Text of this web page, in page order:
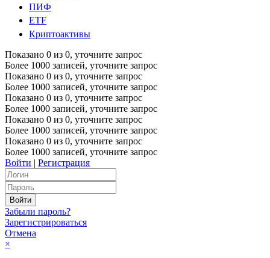
ПИФ
ETF
Криптоактивы
Показано 0 из 0, уточните запрос
Более 1000 записей, уточните запрос
Показано 0 из 0, уточните запрос
Более 1000 записей, уточните запрос
Показано 0 из 0, уточните запрос
Более 1000 записей, уточните запрос
Показано 0 из 0, уточните запрос
Более 1000 записей, уточните запрос
Показано 0 из 0, уточните запрос
Более 1000 записей, уточните запрос
Войти | Регистрация
Забыли пароль?
Зарегистрироваться
Отмена
×